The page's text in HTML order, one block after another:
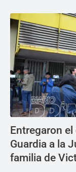
Entregaron
Guardia a la
familia de